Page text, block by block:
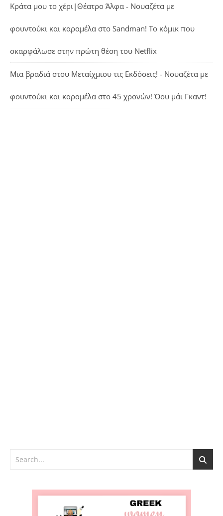
Κράτα μου το χέρι|Θέατρο Άλφα - Νουαζέτα με
φουντούκι και καραμέλα στο Sandman! Το κόμικ που
σκαρφάλωσε στην πρώτη θέση του Netflix
Μια βραδιά στου Μεταίχμιου τις Εκδόσεις! - Νουαζέτα με
φουντούκι και καραμέλα στο 45 χρονών! Όου μάι Γκαντ!